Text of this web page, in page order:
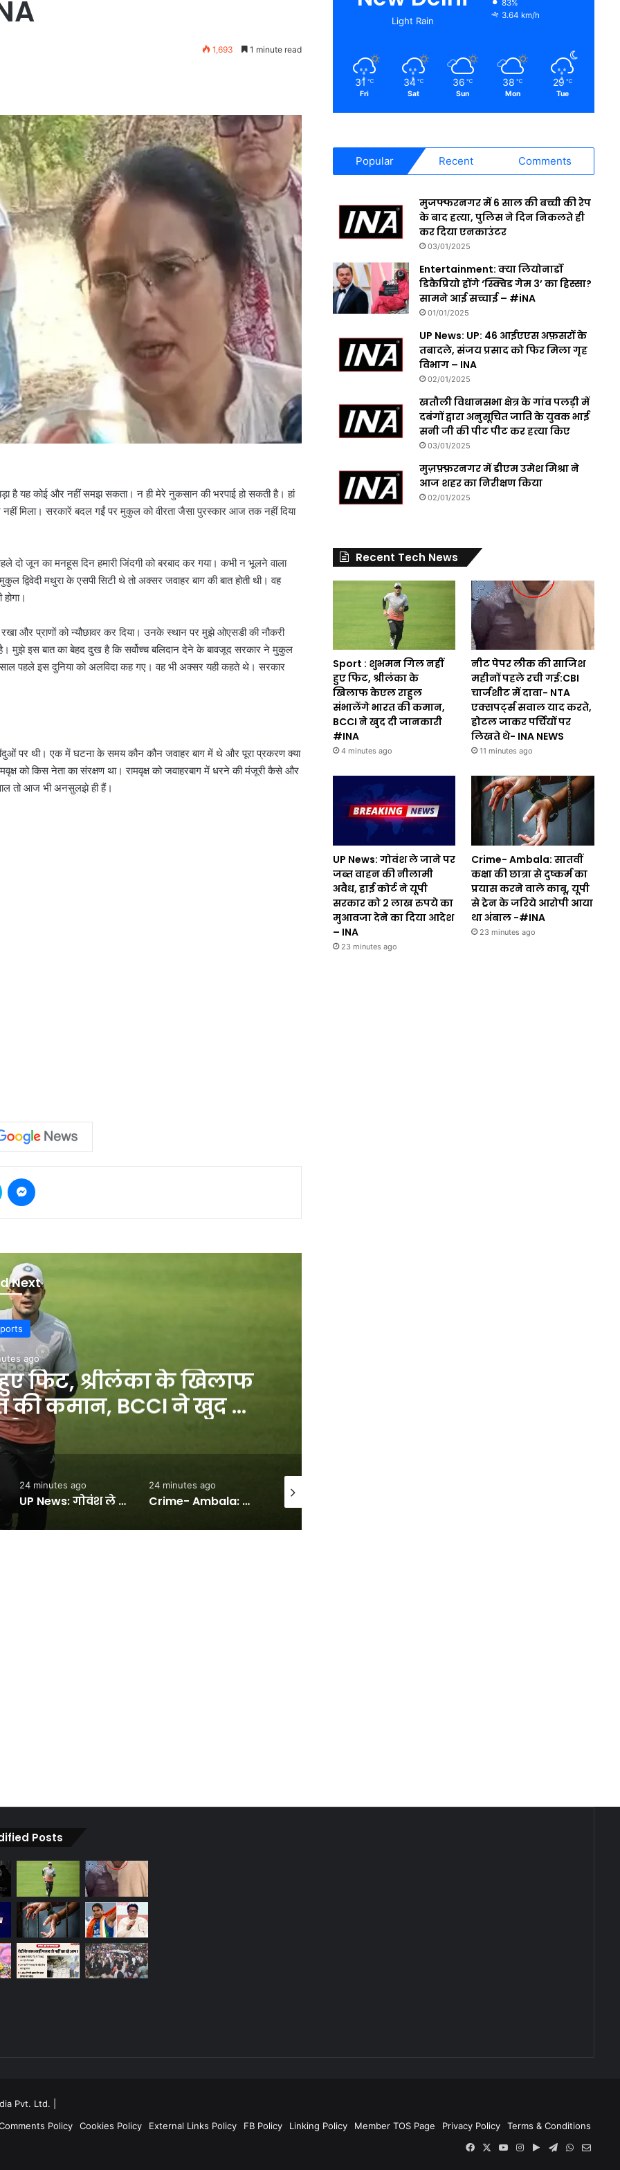
1,693 1 minute read
बड़ा है यह कोई और नहीं समझ सकता। न ही मेरे नुकसान की भरपाई हो सकती है। हां
मिला। सरकारें बदल गईं पर मुकुल को वीरता जैसा पुरस्कार आज तक नहीं दिया
दो जून का मनहूस दिन हमारी जिंदगी को बरबाद कर गया। कभी न भूलने वाला
मथुरा के एसपी सिटी थे तो अक्सर जवाहर बाग की बात होती थी। वह
और प्राणों को न्यौछावर कर दिया। उनके स्थान पर मुझे ओएसडी की नौकरी
मुझे इस बात का बेहद दुख है कि सर्वोच्च बलिदान देने के बावजूद सरकार ने मुकुल
साल पहले इस दुनिया को अलविदा कह गए। वह भी अक्सर यही कहते थे। सरकार
पर थी। एक में घटना के समय कौन कौन जवाहर बाग में थे और पूरा प्रकरण क्या
को किस नेता का संरक्षण था। रामवृक्ष को जवाहरबाग में धरने की मंजूरी कैसे और
तो आज भी अनसुलझे ही हैं।
Next
ago
महीनों पहले रची गई:CBI
सवाल याद करते,
लिखते थे- INA NEWS
24 minutes ago
Crime- Ambala: सातवीं कक्षा की छात्रा से दुष्कर्म का प्रयास करने वाले काबू, यूपी से ट्रेन के जरिये आरोपी आया था अंबाल -#INA
27 minutes ago
Sports- CWG 2026: राज ठाकरे से मिलने के लिए 2 घंटे तक इंतजार करते रहे गोल्ड मेडलिस्ट गावित, फिर भी नहीं हो सकी मुलाकात -#INA
Light Rain
83%
3.64 km/h
31 ℃
Fri
34 ℃
Sat
36 ℃
Sun
38 ℃
Mon
29 ℃
Tue
Popular Recent Comments
मुजफ्फरनगर में 6 साल की बच्ची की रेप
के बाद हत्या, पुलिस ने दिन निकलते ही
कर दिया एनकाउंटर
03/01/2025
Entertainment: क्या लियोनार्डो
डिकैप्रियो होंगे ‘स्क्विड गेम 3’ का हिस्सा?
सामने आई सच्चाई – #iNA
01/01/2025
UP News: UP: 46 आईएएस अफ़सरों के
तबादले, संजय प्रसाद को फिर मिला गृह
विभाग – INA
02/01/2025
खतौली विधानसभा क्षेत्र के गांव पलड़ी में
दबंगों द्वारा अनुसूचित जाति के युवक भाई
सनी जी की पीट पीट कर हत्या किए
03/01/2025
मुज़फ़्फ़रनगर में डीएम उमेश मिश्रा ने
आज शहर का निरीक्षण किया
02/01/2025
Recent Tech News
Sport : शुभमन गिल नहीं
हुए फिट, श्रीलंका के
खिलाफ केएल राहुल
संभालेंगे भारत की कमान,
BCCI ने खुद दी जानकारी
#INA
4 minutes ago
नीट पेपर लीक की साजिश
महीनों पहले रची गई:CBI
चार्जशीट में दावा- NTA
एक्सपर्ट्स सवाल याद करते,
होटल जाकर पर्चियों पर
लिखते थे- INA NEWS
11 minutes ago
UP News: गोवंश ले जाने पर
जब्त वाहन की नीलामी
अवैध, हाई कोर्ट ने यूपी
सरकार को 2 लाख रुपये का
मुआवजा देने का दिया आदेश
– INA
23 minutes ago
Crime- Ambala: सातवीं
कक्षा की छात्रा से दुष्कर्म का
प्रयास करने वाले काबू, यूपी
से ट्रेन के जरिये आरोपी आया
था अंबाल -#INA
23 minutes ago
Posts
Pvt. Ltd.
Policy Cookies Policy External Links Policy FB Policy Linking Policy Member TOS Page Privacy Policy
Terms & Conditions
FacebookYouTubeInstagram
GoogleTelegramWhatsApp
SEND